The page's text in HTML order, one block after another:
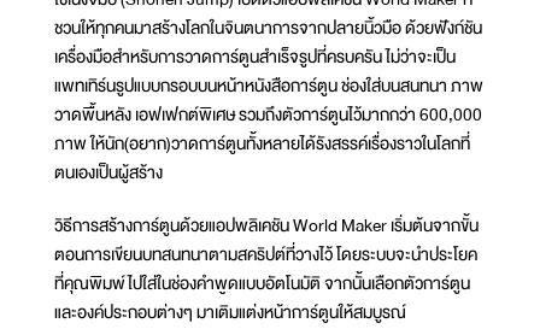
ชวนให้ทุกคนมาสร้างโลกในจินตนาการจากปลายนิ้วมือ ด้วยฟังก์ชัน
เครื่องมือสำหรับการวาดการ์ตูนสำเร็จรูปที่ครบครัน ไม่ว่าจะเป็น
แพทเทิร์นรูปแบบกรอบบนหน้าหนังสือการ์ตูน ช่องใส่บนสนทนา ภาพ
วาดพื้นหลัง เอฟเฟกต์พิเศษ รวมถึงตัวการ์ตูนไว้มากกว่า 600,000
ภาพ ให้นัก(อยาก)วาดการ์ตูนทั้งหลายได้รังสรรค์เรื่องราวในโลกที่
ตนเองเป็นผู้สร้าง
วิธีการสร้างการ์ตูนด้วยแอปพลิเคชัน World Maker เริ่มต้นจากขั้น
ตอนการเขียนบทสนทนาตามสคริปต์ที่วางไว้ โดยระบบจะนำประโยค
ที่คุณพิมพ์ไปใส่ในช่องคำพูดแบบอัตโนมัติ จากนั้นเลือกตัวการ์ตูน
และองค์ประกอบต่างๆ มาเติมแต่งหน้าการ์ตูนให้สมบูรณ์